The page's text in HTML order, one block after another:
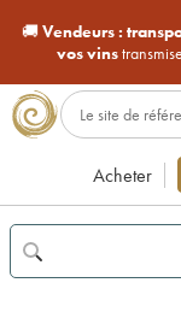
🚚Vendeurs :
vos vins
Acheter